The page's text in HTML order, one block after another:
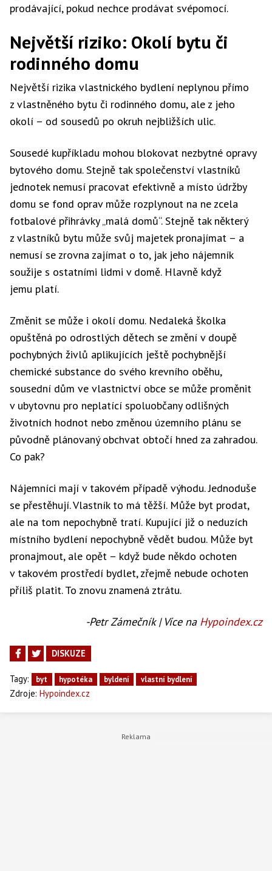
prodávající, pokud nechce prodávat svépomocí.
Největší riziko: Okolí bytu či
rodinného domu
Největší rizika vlastnického bydlení neplynou přímo
z vlastněného bytu či rodinného domu, ale z jeho
okolí – od sousedů po okruh nejbližších ulic.
Sousedé kupříkladu mohou blokovat nezbytné opravy
bytového domu. Stejně tak společenství vlastníků
jednotek nemusí pracovat efektivně a místo údržby
domu se fond oprav může rozplynout na ne zcela
fotbalové přihrávky „malá domů“. Stejně tak některý
z vlastníků bytu může svůj majetek pronajímat – a
nemusí se zrovna zajímat o to, jak jeho nájemník
soužije s ostatními lidmi v domě. Hlavně když
jemu platí.
Změnit se může i okolí domu. Nedaleká školka
opuštěná po odrostlých dětech se změní v doupě
pochybných živlů aplikujících ještě pochybnější
chemické substance do svého krevního oběhu,
sousední dům ve vlastnictví obce se může proměnit
v ubytovnu pro neplatící spoluobčany odlišných
životních hodnot nebo změnou územního plánu se
původně plánovaný obchvat obtočí hned za zahradou.
Co pak?
Nájemníci mají v takovém případě výhodu. Jednoduše
se přestěhují. Vlastník to má těžší. Může byt prodat,
ale na tom nepochybně tratí. Kupující již o neduzích
místního bydlení nepochybně vědět budou. Může byt
pronajmout, ale opět – když bude někdo ochoten
v takovém prostředí bydlet, zřejmě nebude ochoten
příliš platit. To znovu znamená ztrátu.
-Petr Zámečník | Více na Hypoindex.cz
DISKUZE
Tagy: byt hypotéka byldení vlastní bydlení
Zdroje: Hypoindex.cz